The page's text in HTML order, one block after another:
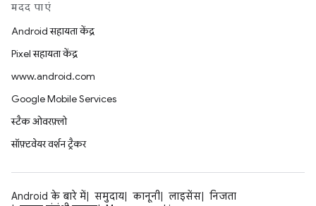
मदद पाएं
Android सहायता केंद्र
Pixel सहायता केंद्र
www.android.com
Google Mobile Services
स्टैक ओवरफ़्लो
सॉफ़्टवेयर वर्शन ट्रैकर
Android के बारे में समुदाय कानूनी लाइसेंस
निजता